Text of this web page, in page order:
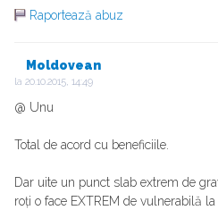
Raportează abuz
Moldovean
la 20.10.2015, 14:49
@ Unu
Total de acord cu beneficiile.
Dar uite un punct slab extrem de
roți o face EXTREM de vulnerabilă